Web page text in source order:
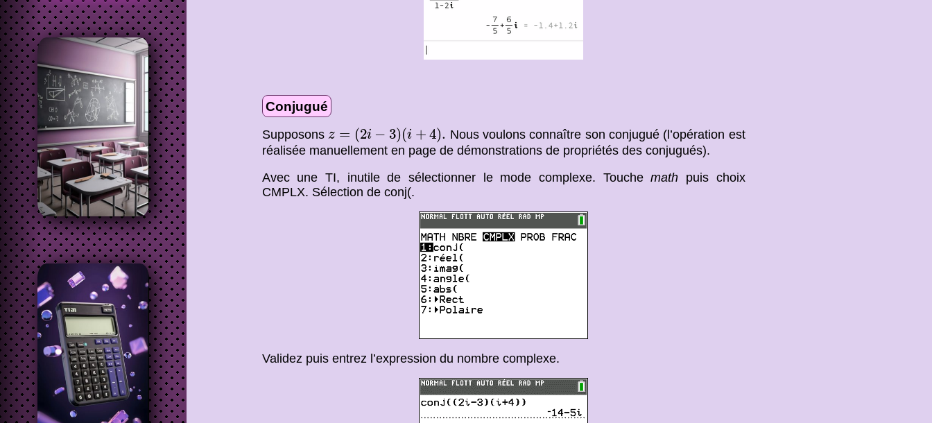
Conjugué
Supposons z = (2i − 3)(i + 4).
2i−3 i+4 )
Nous voulons connaître son conjugué (l’opération est
réalisée manuellement en page de démonstrations de propriétés des conjugués).
Avec une TI, inutile de sélectionner le mode complexe. Touchemath puis choix
CMPLX. Sélection de conj(.
Validez puis entrez l’expression du nombre complexe.